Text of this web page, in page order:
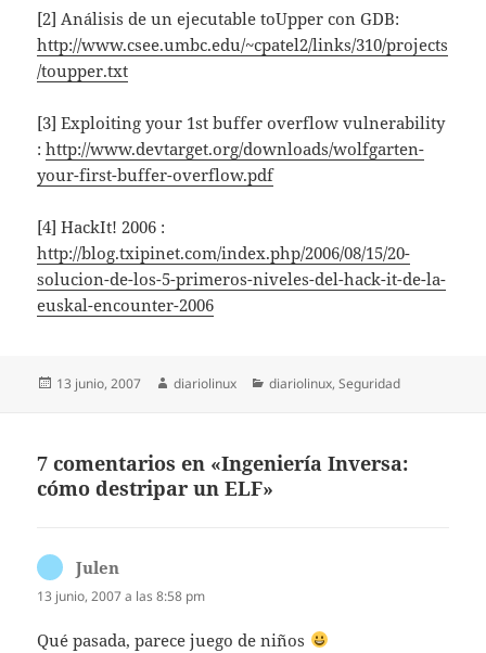
[2] Análisis de un ejecutable toUpper con GDB:
http://www.csee.umbc.edu/~cpatel2/links/310/projects
/toupper.txt
[3] Exploiting your 1st buffer overflow vulnerability
:http://www.devtarget.org/downloads/wolfgarten-
your-first-buffer-overflow.pdf
[4] HackIt! 2006 :
http://blog.txipinet.com/index.php/2006/08/15/20-
solucion-de-los-5-primeros-niveles-del-hack-it-de-la-
euskal-encounter-2006
Publicado
13 junio, 2007 Autor
diariolinux Categorías
diariolinux,Seguridad
7 comentarios en «Ingeniería Inversa:
cómo destripar un ELF»
Julen
13 junio, 2007 a las 8:58 pm
Qué pasada, parece juego de niños